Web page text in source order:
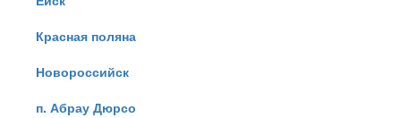
Красная поляна
Новороссийск
п. Абрау Дюрсо